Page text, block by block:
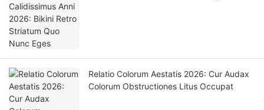
Relatio Colorum Aestatis 2026: Cur Audax
Colorum Obstructiones Litus Occupat